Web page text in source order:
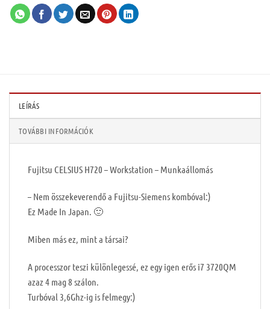
LEÍRÁS
TOVÁBBI INFORMÁCIÓK
Fujitsu CELSIUS H720 – Workstation – Munkaállomás
– Nem összekeverendő a Fujitsu-Siemens kombóval:)
Ez Made In Japan. 🙂
Miben más ez, mint a társai?
A processzor teszi különlegessé, ez egy igen erős i7 3720QM
azaz 4 mag 8 szálon.
Turbóval 3,6Ghz-ig is felmegy:)